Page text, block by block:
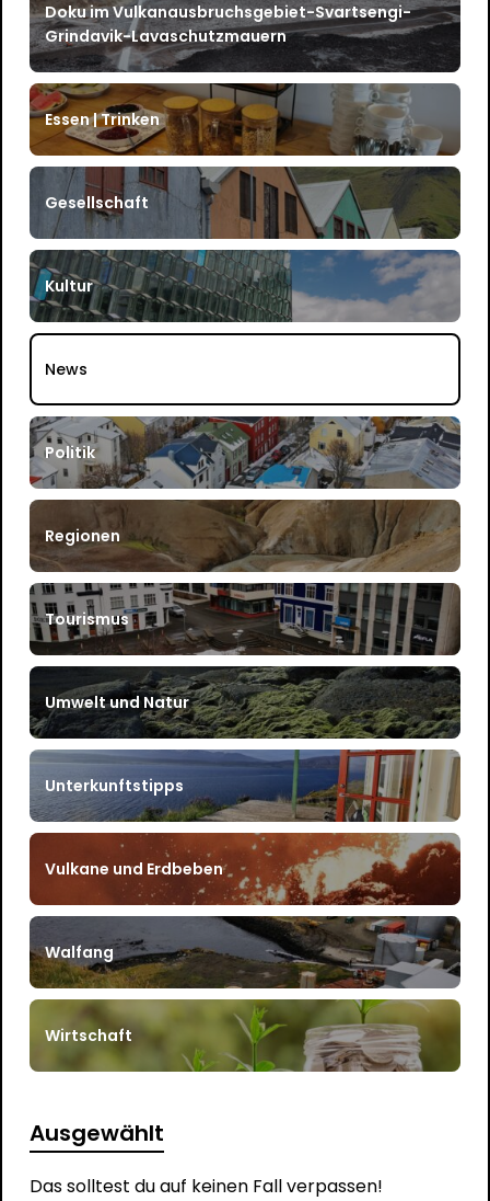
Doku im Vulkanausbruchsgebiet-Svartsengi-
Grindavik-Lavaschutzmauern
Essen | Trinken
Gesellschaft
Kultur
News
Politik
Regionen
Tourismus
Umwelt und Natur
Unterkunftstipps
Vulkane und Erdbeben
Walfang
Wirtschaft
Ausgewählt
Das solltest du auf keinen Fall verpassen!